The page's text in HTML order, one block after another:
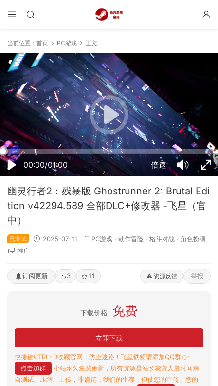
当前位置： 首页 PC游戏 正文
00:00/01:00 倍速
50% 75% 100%
幽灵行者2：残暴版 Ghostrunner 2: Brutal Edi
tion v42294.589 全部DLC+修改器 -飞星（官
中）
已测试 2025-07-11 PC游戏 · 动作冒险 · 格斗对战 · 角色扮演
推广
订阅更新 3 11 ⚠️ 资源反馈 举报
下载价格 免费
立即下载
快捷键CTRL+D收藏官网，防止迷路！飞星铁粉请添加QQ群👉
点击加群
小站永久免费更新，所有资源是站长花费大量时间亲
自测试、压缩、上传，非盗链，我们的生存，仰仗您的宣传。您的